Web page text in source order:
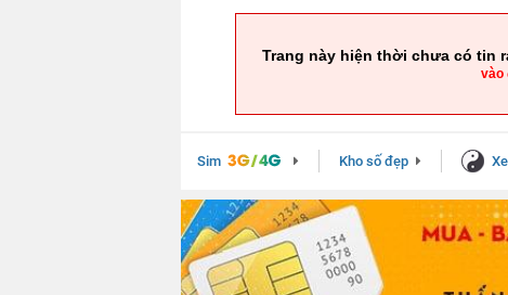
Trang này hiện thời chưa có tin
vào
Sim Kho số đẹp